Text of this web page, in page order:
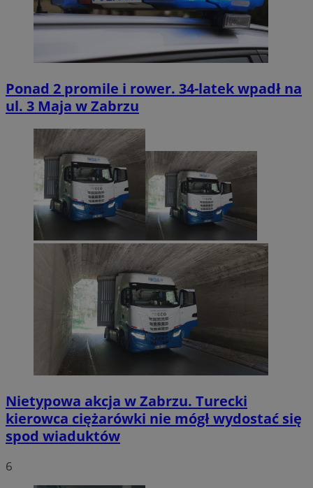
Ponad 2 promile i rower. 34-latek wpadł na
ul. 3 Maja w Zabrzu
Nietypowa akcja w Zabrzu. Turecki
kierowca ciężarówki nie mógł wydostać się
spod wiaduktów
6